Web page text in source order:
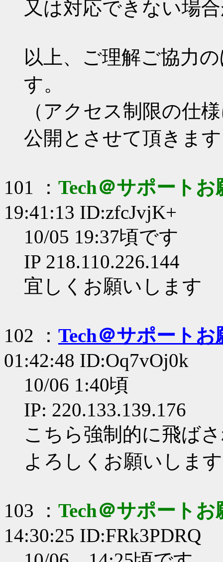
又は対応できない場
以上、ご理解ご協力
す。
（アクセス制限の仕
公開とさせて頂きま
101 ： Tech＠サポート
19:41:13 ID:zfcJvjK+
10/05 19:37頃です
IP 218.110.226.144
宜しくお願いします
102 ： Tech＠サポート
01:42:48 ID:Oq7vOj0k
10/06 1:40頃
IP: 220.133.139.176
こちら強制的に飛ば
よろしくお願いします
103 ： Tech＠サポート
14:30:25 ID:FRk3PDRQ